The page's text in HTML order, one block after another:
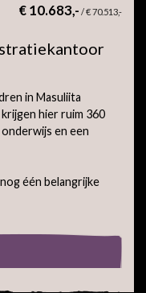
€ 10.683,- /€ 70.513,-
in Masuliita
hier ruim 360
en een
één belangrijke